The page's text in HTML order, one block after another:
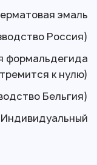
эмаль
Россия)
формальдегида
к нулю)
Бельгия)